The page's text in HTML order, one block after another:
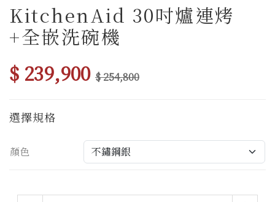
KitchenAid 30吋爐連烤
+全嵌洗碗機
$ 239,900 $ 254,800
選擇規格
顏色